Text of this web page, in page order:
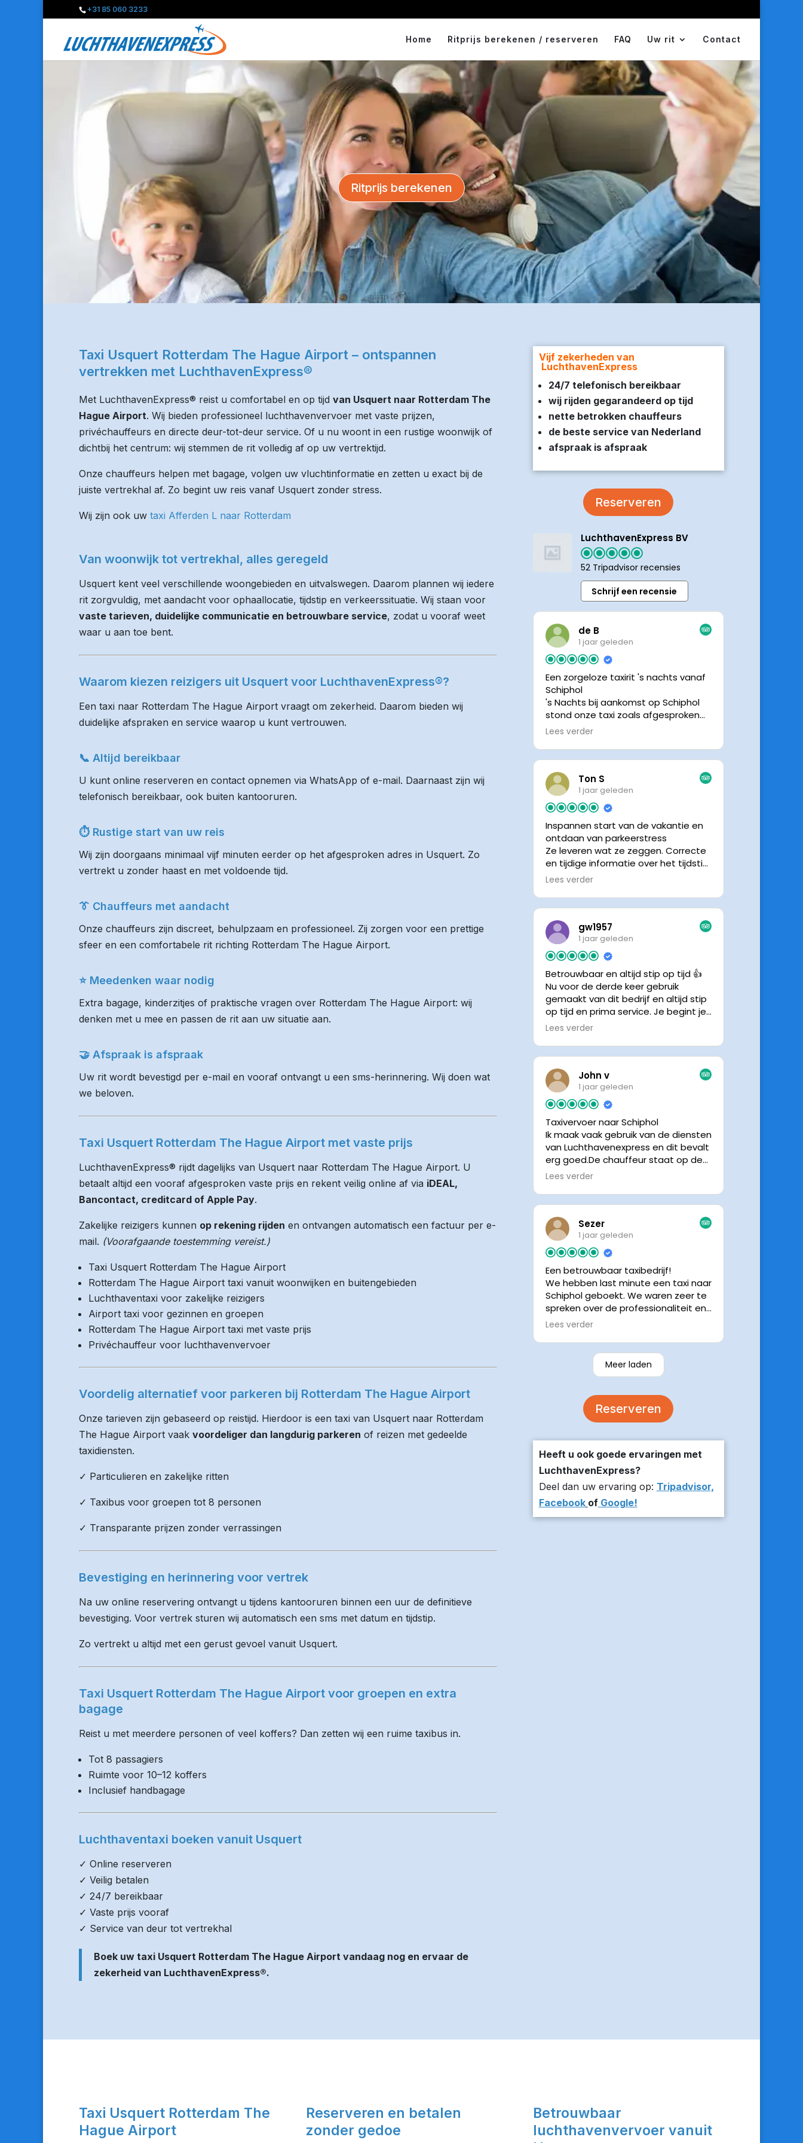
+31 85 060 3233
Home Ritprijs berekenen / reserveren FAQ Uw rit Contact
Ritprijs berekenen
Taxi Usquert Rotterdam The Hague Airport – ontspannen
vertrekken met LuchthavenExpress®
Met LuchthavenExpress® reist u comfortabel en op tijd van Usquert naar Rotterdam The
Hague Airport. Wij bieden professioneel luchthavenvervoer met vaste prijzen,
privéchauffeurs en directe deur-tot-deur service. Of u nu woont in een rustige woonwijk of
dichtbij het centrum: wij stemmen de rit volledig af op uw vertrektijd.
Onze chauffeurs helpen met bagage, volgen uw vluchtinformatie en zetten u exact bij de
juiste vertrekhal af. Zo begint uw reis vanaf Usquert zonder stress.
Wij zijn ook uw taxi Afferden L naar Rotterdam
Van woonwijk tot vertrekhal, alles geregeld
Usquert kent veel verschillende woongebieden en uitvalswegen. Daarom plannen wij iedere
rit zorgvuldig, met aandacht voor ophaallocatie, tijdstip en verkeerssituatie. Wij staan voor
vaste tarieven, duidelijke communicatie en betrouwbare service, zodat u vooraf weet
waar u aan toe bent.
Waarom kiezen reizigers uit Usquert voor LuchthavenExpress®?
Een taxi naar Rotterdam The Hague Airport vraagt om zekerheid. Daarom bieden wij
duidelijke afspraken en service waarop u kunt vertrouwen.
📞 Altijd bereikbaar
U kunt online reserveren en contact opnemen via WhatsApp of e-mail. Daarnaast zijn wij
telefonisch bereikbaar, ook buiten kantooruren.
⏱ Rustige start van uw reis
Wij zijn doorgaans minimaal vijf minuten eerder op het afgesproken adres in Usquert. Zo
vertrekt u zonder haast en met voldoende tijd.
👔 Chauffeurs met aandacht
Onze chauffeurs zijn discreet, behulpzaam en professioneel. Zij zorgen voor een prettige
sfeer en een comfortabele rit richting Rotterdam The Hague Airport.
⭐ Meedenken waar nodig
Extra bagage, kinderzitjes of praktische vragen over Rotterdam The Hague Airport: wij
denken met u mee en passen de rit aan uw situatie aan.
🤝 Afspraak is afspraak
Uw rit wordt bevestigd per e-mail en vooraf ontvangt u een sms-herinnering. Wij doen wat
we beloven.
Taxi Usquert Rotterdam The Hague Airport met vaste prijs
LuchthavenExpress® rijdt dagelijks van Usquert naar Rotterdam The Hague Airport. U
betaalt altijd een vooraf afgesproken vaste prijs en rekent veilig online af via iDEAL,
Bancontact, creditcard of Apple Pay.
Zakelijke reizigers kunnen op rekening rijden en ontvangen automatisch een factuur per e-
mail. (Voorafgaande toestemming vereist.)
Taxi Usquert Rotterdam The Hague Airport
Rotterdam The Hague Airport taxi vanuit woonwijken en buitengebieden
Luchthaventaxi voor zakelijke reizigers
Airport taxi voor gezinnen en groepen
Rotterdam The Hague Airport taxi met vaste prijs
Privéchauffeur voor luchthavenvervoer
Voordelig alternatief voor parkeren bij Rotterdam The Hague Airport
Onze tarieven zijn gebaseerd op reistijd. Hierdoor is een taxi van Usquert naar Rotterdam
The Hague Airport vaak voordeliger dan langdurig parkeren of reizen met gedeelde
taxidiensten.
✓ Particulieren en zakelijke ritten
✓ Taxibus voor groepen tot 8 personen
✓ Transparante prijzen zonder verrassingen
Bevestiging en herinnering voor vertrek
Na uw online reservering ontvangt u tijdens kantooruren binnen een uur de definitieve
bevestiging. Voor vertrek sturen wij automatisch een sms met datum en tijdstip.
Zo vertrekt u altijd met een gerust gevoel vanuit Usquert.
Taxi Usquert Rotterdam The Hague Airport voor groepen en extra
bagage
Reist u met meerdere personen of veel koffers? Dan zetten wij een ruime taxibus in.
Tot 8 passagiers
Ruimte voor 10–12 koffers
Inclusief handbagage
Luchthaventaxi boeken vanuit Usquert
✓ Online reserveren
✓ Veilig betalen
✓ 24/7 bereikbaar
✓ Vaste prijs vooraf
✓ Service van deur tot vertrekhal
Boek uw taxi Usquert Rotterdam The Hague Airport vandaag nog en ervaar de
zekerheid van LuchthavenExpress®.
Vijf zekerheden van
LuchthavenExpress
24/7 telefonisch bereikbaar
wij rijden gegarandeerd op tijd
nette betrokken chauffeurs
de beste service van Nederland
afspraak is afspraak
Reserveren
LuchthavenExpress BV
52 Tripadvisor recensies
Schrijf een recensie
de B
1 jaar geleden
Een zorgeloze taxirit 's nachts vanaf
Schiphol
's Nachts bij aankomst op Schiphol
stond onze taxi zoals afgesproken
keurig te wachten. Dankzij de goede
chauffeur wisten we precies waar de
chauffeur, met een prachtige auto
was het een comfortabele rit. Graag
tot de volgende de keer.
Lees verder
Ton S
1 jaar geleden
Inspannen start van de vakantie en
ontdaan van parkeerstress
Ze leveren wat ze zeggen. Correcte
en tijdige informatie over het tijdstip
van ophalen. Voldeed ook nu weer
Lees verder
gw1957
1 jaar geleden
Betrouwbaar en altijd stip op tijd 👍
Nu voor de derde keer gebruik
gemaakt van dit bedrijf en altijd stip
op tijd en prima service. Je begint je
vakantie zonder zorgen iig. 👍👍
Lees verder
John v
1 jaar geleden
Taxivervoer naar Schiphol
Ik maak vaak gebruik van de diensten
van Luchthavenexpress en dit bevalt
erg goed.De chauffeur staat op de
afgesproken tijd klaar om je op te
neemt de chauffeur direct contact
staat.Altijd nette chauffeurs, en in
mijn geval is het voordeliger dan
parkeren op P3 bij 9 dagen parkeren.
En dan hopen dat je auto geen
schade heeft ivm de krappe
parkeervakken. Ik beveel
Luchthavenexpress dan ook zeker
aan.
Lees verder
Sezer
1 jaar geleden
Een betrouwbaar taxibedrijf!
We hebben last minute een taxi naar
Schiphol geboekt. We waren zeer te
spreken over de professionaliteit en
vriendelijkheid van luchthavenexpres!
verzekerde om er op tijd te zijn en
stuurde z’n live locatie een paar
minuten voor aanvang bij ons thuis.
volgende keer zou ik weer hier
Lees verder
Meer laden
Reserveren
Heeft u ook goede ervaringen met
LuchthavenExpress?
Deel dan uw ervaring op: Tripadvisor,
Facebook ofGoogle!
Taxi Usquert Rotterdam The
Hague Airport
Reserveren en betalen
zonder gedoe
Betrouwbaar
luchthavenvervoer vanuit